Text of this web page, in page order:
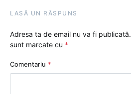
LASĂ UN RĂSPUNS
Adresa ta de email nu va fi publicată.
sunt marcate cu *
Comentariu *